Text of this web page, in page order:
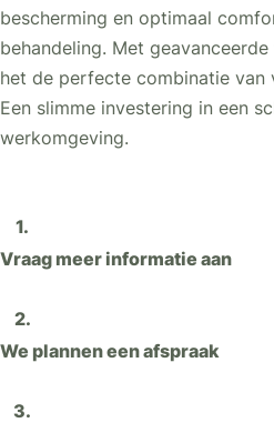
bescherming en optimaal
behandeling. Met
het de perfecte combinatie van
Een slimme investering in een
werkomgeving.
1.
Vraag meer informatie aan
2.
We plannen een afspraak
3.